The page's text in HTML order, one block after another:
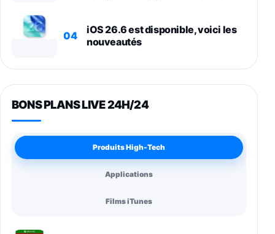
04
iOS 26.6 est disponible, voici les
nouveautés
BONS PLANS LIVE 24H/24
Produits High-Tech
Applications
Films iTunes